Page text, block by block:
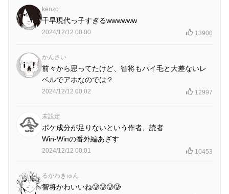
kenzo
千早現代っ子すぎるwwwwww
2024/12/12 00:00 13900
かんさい
前々から思ってたけど、智将もパイ毛と大差ないレ
ベルでアホなのでは？
2024/12/12 00:02 12997
未設定
ボケ成分が足りないという作者、読者
Win-Winの番外編あざす
2024/12/12 00:01 10453
るかわきゅん
智将かわいいね🥲‎🥲‎🥲‎🥲‎